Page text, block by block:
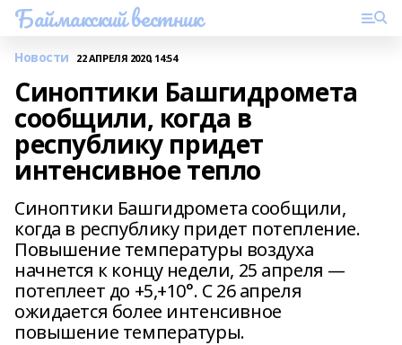
Баймакский вестник
Новости 22 АПРЕЛЯ 2020, 14:54
Синоптики Башгидромета
сообщили, когда в
республику придет
интенсивное тепло
Синоптики Башгидромета сообщили,
когда в республику придет потепление.
Повышение температуры воздуха
начнется к концу недели, 25 апреля —
потеплеет до +5,+10°. С 26 апреля
ожидается более интенсивное
повышение температуры.